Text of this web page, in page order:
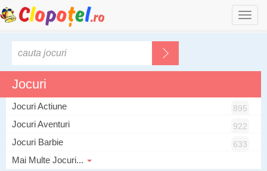
Jocuri
Jocuri Actiune 895
Jocuri Aventuri 922
Jocuri Barbie 633
Mai Multe Jocuri...